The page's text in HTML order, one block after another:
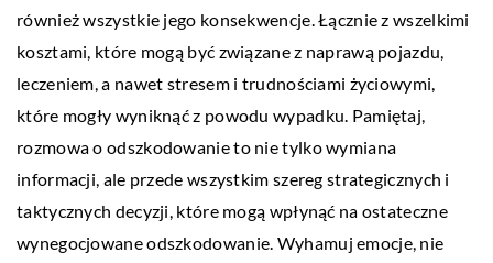
również wszystkie jego konsekwencje. Łącznie z wszelkimi
kosztami, które mogą być związane z naprawą pojazdu,
leczeniem, a nawet stresem i trudnościami życiowymi,
które mogły wyniknąć z powodu wypadku. Pamiętaj,
rozmowa o odszkodowanie to nie tylko wymiana
informacji, ale przede wszystkim szereg strategicznych i
taktycznych decyzji, które mogą wpłynąć na ostateczne
wynegocjowane odszkodowanie. Wyhamuj emocje, nie